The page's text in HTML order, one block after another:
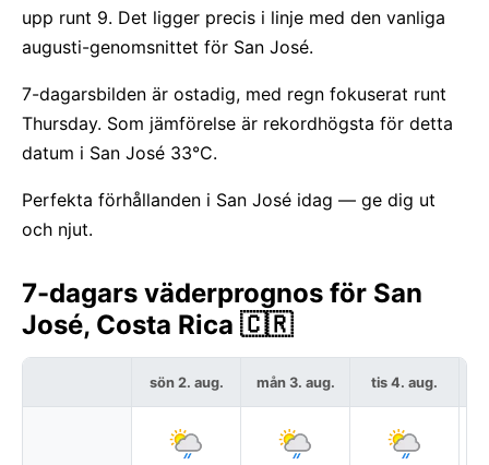
upp runt 9. Det ligger precis i linje med den vanliga
augusti-genomsnittet för San José.
7-dagarsbilden är ostadig, med regn fokuserat runt
Thursday. Som jämförelse är rekordhögsta för detta
datum i San José 33°C.
Perfekta förhållanden i San José idag — ge dig ut
och njut.
7-dagars väderprognos för San
José, Costa Rica 🇨🇷
sön 2. aug. mån 3. aug. tis 4. aug.